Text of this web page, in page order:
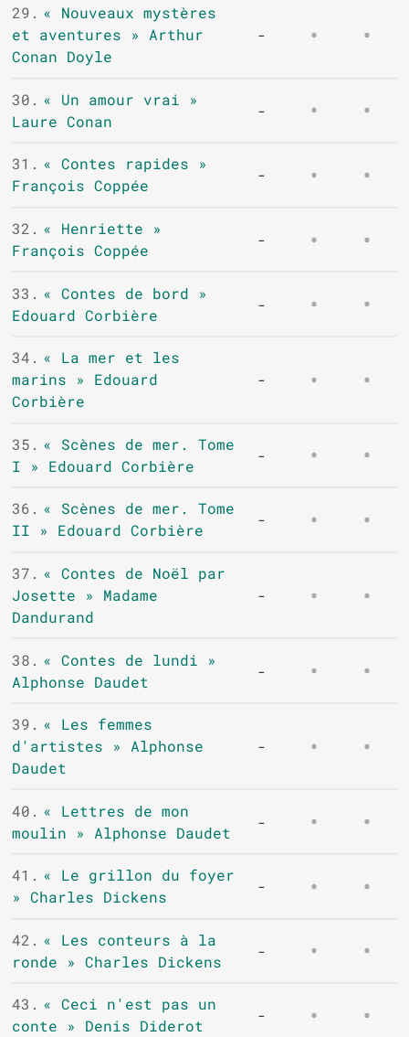
29. « Nouveaux mystères
et aventures » Arthur
Conan Doyle
-
30. « Un amour vrai »
Laure Conan
-
31. « Contes rapides »
François Coppée
-
32. « Henriette »
François Coppée
-
33. « Contes de bord »
Edouard Corbière
-
34. « La mer et les
marins » Edouard
Corbière
-
35. « Scènes de mer. Tome
I » Edouard Corbière
-
36. « Scènes de mer. Tome
II » Edouard Corbière
-
37. « Contes de Noël par
Josette » Madame
Dandurand
-
38. « Contes de lundi »
Alphonse Daudet
-
39. « Les femmes
d'artistes » Alphonse
Daudet
-
40. « Lettres de mon
moulin » Alphonse Daudet
-
41. « Le grillon du foyer
» Charles Dickens
-
42. « Les conteurs à la
ronde » Charles Dickens
-
43. « Ceci n'est pas un
conte » Denis Diderot
-